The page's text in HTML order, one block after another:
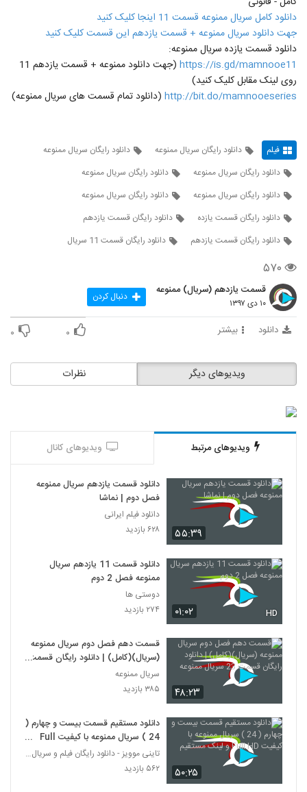
دانلود کامل سریال ممنوعه قسمت 11 اینجا کلیک کنید
جهت دانلود سریال ممنوعه + قسمت یازدهم این قسمت کلیک کنید
دانلود قسمت یازده سریال ممنوعه:
https://is.gd/mamnooe11
(جهت دانلود ممنوعه + قسمت یازدهم 11
روی لینک مقابل کلیک کنید)
http://bit.do/mamnooeseries (دانلود تمام قسمت های سریال ممنوعه)
فیلم دانلود رایگان سریال ممنوعه
دانلود رایگان سریال ممنوعه
دانلود رایگان سریال ممنوعه
دانلود رایگان سریال ممنوعه
دانلود رایگان سریال ممنوعه
دانلود رایگان سریال ممنوعه
دانلود رایگان قسمت یازده
دانلود رایگان قسمت یازدهم
دانلود رایگان قسمت یازدهم
دانلود رایگان قسمت 11 سریال
۵۷۰
قسمت یازدهم (سریال) ممنوعه
۱۰ دی ۱۳۹۷ دنبال کردن
دانلود بیشتر ۰ ۰
نظرات ویدیوهای دیگر
ویدیوهای مرتبط ویدیوهای کانال
۵۵:۳۹
دانلود قسمت یازدهم سریال ممنوعه
فصل دوم | نماشا
دانلود فیلم ایرانی
۶۲۸ بازدید
۰۱:۰۲ HD
دانلود قسمت 11 یازدهم سریال
ممنوعه فصل 2 دوم
دوستی ها
۲۷۴ بازدید
۴۸:۲۳
قسمت دهم فصل دوم سریال ممنوعه
(سریال)(کامل) | دانلود رایگان قسمت
23 سریال ممنوعه
سریال ممنوعه
۳۸۵ بازدید
۵۰:۲۵
دانلود مستقیم قسمت بیست و چهارم (
24 ) سریال ممنوعه با کیفیت Full
HD و لینک مستقیم
تاینی موویز - دانلود رایگان فیلم و سریال ایرانی جد
۵۶۲ بازدید